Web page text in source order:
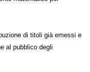
di titoli già emessi e
al pubblico degli